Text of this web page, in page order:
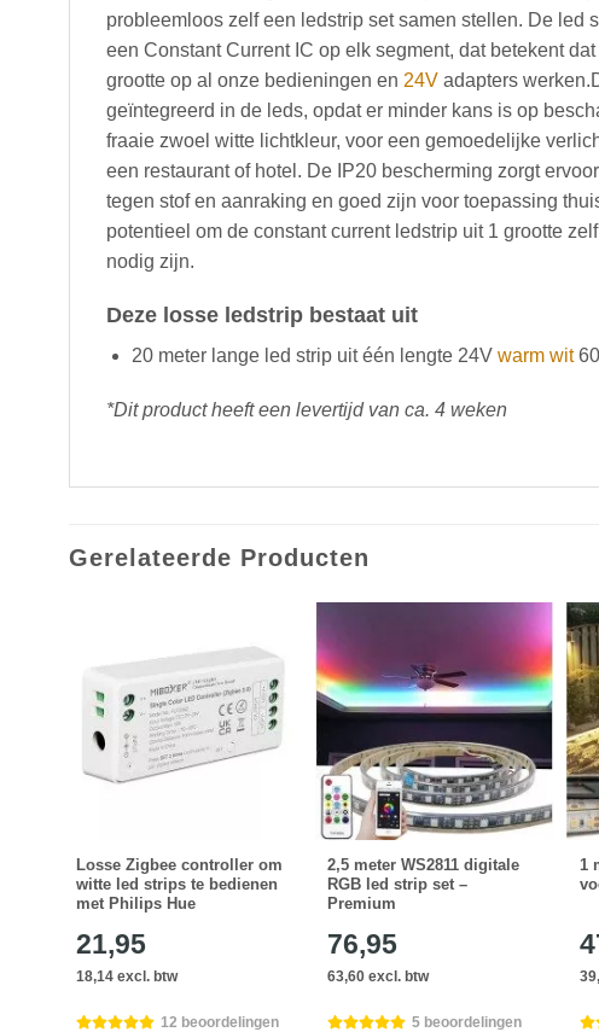
probleemloos zelf een ledstrip set samen stellen. De led
een Constant Current IC op elk segment, dat betekent
grootte op al onze bedieningen en 24V adapters
geïntegreerd in de leds, opdat er minder kans is op
fraaie zwoel witte lichtkleur, voor een gemoedelijke
een restaurant of hotel. De IP20 bescherming zorgt
tegen stof en aanraking en goed zijn voor toepassing
potentieel om de constant current ledstrip uit 1 grootte
nodig zijn.
Deze losse ledstrip bestaat uit
20 meter lange led strip uit één lengte 24V warm wit60
*Dit product heeft een levertijd van ca. 4 weken
Gerelateerde Producten
Losse Zigbee controller om
witte led strips te bedienen
met Philips Hue
21,95
18,14 excl. btw
12 beoordelingen
2,5 meter WS2811 digitale
RGB led strip set –
Premium
76,95
63,60 excl. btw
5 beoordelingen
1